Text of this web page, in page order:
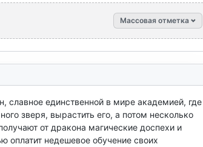
Массовая отметка
славное единственной в мире академией, где
зверя, вырастить его, а потом несколько
от дракона магические доспехи и
оплатит недешевое обучение своих